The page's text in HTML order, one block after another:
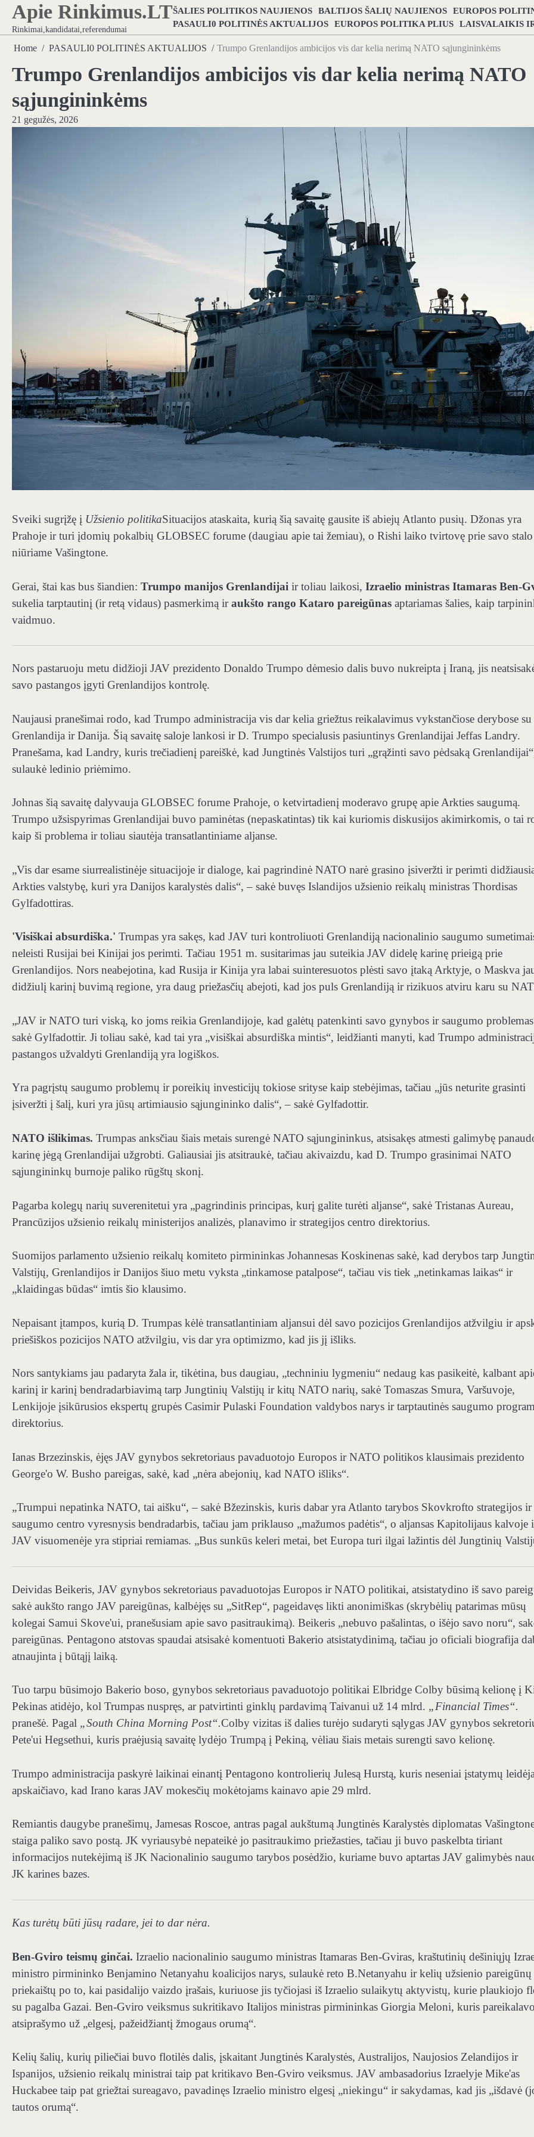
Skip
content
Apie Rinkimus.LT
Rinkimai,kandidatai,referendumai
ŠALIES POLITIKOS NAUJIENOS BALTIJOS ŠALIŲ NAUJIENOS EUROPOS
PASAULI0 POLITINĖS AKTUALIJOS EUROPOS POLITIKA PLIUS LAISVALAIKIS
Home PASAULI0 POLITINĖS AKTUALIJOS Trumpo Grenlandijos ambicijos vis dar kelia nerimą NATO sąjungininkėms
Trumpo Grenlandijos ambicijos vis dar kelia nerimą NATO
sąjungininkėms
21 gegužės, 2026
Sveiki sugrįžę į Užsienio politikaSituacijos ataskaita, kurią šią savaitę gausite iš abiejų Atlanto pusių. Džonas yra
Prahoje ir turi įdomių pokalbių GLOBSEC forume (daugiau apie tai žemiau), o Rishi laiko tvirtovę prie savo stalo
niūriame Vašingtone.
Gerai, štai kas bus šiandien: Trumpo manijos Grenlandijai ir toliau laikosi, Izraelio ministras Itamaras Ben-
sukelia tarptautinį (ir retą vidaus) pasmerkimą iraukšto rango Kataro pareigūnas aptariamas šalies, kaip
vaidmuo.
Nors pastaruoju metu didžioji JAV prezidento Donaldo Trumpo dėmesio dalis buvo nukreipta į Iraną, jis
savo pastangos įgyti Grenlandijos kontrolę.
Naujausi pranešimai rodo, kad Trumpo administracija vis dar kelia griežtus reikalavimus vykstančiose derybose su
Grenlandija ir Danija. Šią savaitę saloje lankosi ir D. Trumpo specialusis pasiuntinys Grenlandijai Jeffas Landry.
Pranešama, kad Landry, kuris trečiadienį pareiškė, kad Jungtinės Valstijos turi „grąžinti savo pėdsaką
sulaukė ledinio priėmimo.
Johnas šią savaitę dalyvauja GLOBSEC forume Prahoje, o ketvirtadienį moderavo grupę apie Arkties saugumą.
Trumpo užsispyrimas Grenlandijai buvo paminėtas (nepaskatintas) tik kai kuriomis diskusijos akimirkomis, o tai
kaip ši problema ir toliau siautėja transatlantiniame aljanse.
„Vis dar esame siurrealistinėje situacijoje ir dialoge, kai pagrindinė NATO narė grasino įsiveržti ir perimti
Arkties valstybę, kuri yra Danijos karalystės dalis“, – sakė buvęs Islandijos užsienio reikalų ministras Thordisas
Gylfadottiras.
'Visiškai absurdiška.' Trumpas yra sakęs, kad JAV turi kontroliuoti Grenlandiją nacionalinio saugumo
neleisti Rusijai bei Kinijai jos perimti. Tačiau 1951 m. susitarimas jau suteikia JAV didelę karinę prieigą prie
Grenlandijos. Nors neabejotina, kad Rusija ir Kinija yra labai suinteresuotos plėsti savo įtaką Arktyje, o Maskva
didžiulį karinį buvimą regione, yra daug priežasčių abejoti, kad jos puls Grenlandiją ir rizikuos atviru karu su
„JAV ir NATO turi viską, ko joms reikia Grenlandijoje, kad galėtų patenkinti savo gynybos ir saugumo
sakė Gylfadottir. Ji toliau sakė, kad tai yra „visiškai absurdiška mintis“, leidžianti manyti, kad Trumpo
pastangos užvaldyti Grenlandiją yra logiškos.
Yra pagrįstų saugumo problemų ir poreikių investicijų tokiose srityse kaip stebėjimas, tačiau „jūs neturite grasinti
įsiveržti į šalį, kuri yra jūsų artimiausio sąjungininko dalis“, – sakė Gylfadottir.
NATO išlikimas. Trumpas anksčiau šiais metais surengė NATO sąjungininkus, atsisakęs atmesti galimybę
karinę jėgą Grenlandijai užgrobti. Galiausiai jis atsitraukė, tačiau akivaizdu, kad D. Trumpo grasinimai NATO
sąjungininkų burnoje paliko rūgštų skonį.
Pagarba kolegų narių suverenitetui yra „pagrindinis principas, kurį galite turėti aljanse“, sakė Tristanas Aureau,
Prancūzijos užsienio reikalų ministerijos analizės, planavimo ir strategijos centro direktorius.
Suomijos parlamento užsienio reikalų komiteto pirmininkas Johannesas Koskinenas sakė, kad derybos tarp
Valstijų, Grenlandijos ir Danijos šiuo metu vyksta „tinkamose patalpose“, tačiau vis tiek „netinkamas laikas“ ir
„klaidingas būdas“ imtis šio klausimo.
Nepaisant įtampos, kurią D. Trumpas kėlė transatlantiniam aljansui dėl savo pozicijos Grenlandijos atžvilgiu ir
priešiškos pozicijos NATO atžvilgiu, vis dar yra optimizmo, kad jis jį išliks.
Nors santykiams jau padaryta žala ir, tikėtina, bus daugiau, „techniniu lygmeniu“ nedaug kas pasikeitė, kalbant
karinį ir karinį bendradarbiavimą tarp Jungtinių Valstijų ir kitų NATO narių, sakė Tomaszas Smura, Varšuvoje,
Lenkijoje įsikūrusios ekspertų grupės Casimir Pulaski Foundation valdybos narys ir tarptautinės saugumo
direktorius.
Ianas Brzezinskis, ėjęs JAV gynybos sekretoriaus pavaduotojo Europos ir NATO politikos klausimais prezidento
George'o W. Busho pareigas, sakė, kad „nėra abejonių, kad NATO išliks“.
„Trumpui nepatinka NATO, tai aišku“, – sakė Bžezinskis, kuris dabar yra Atlanto tarybos Skovkrofto strategijos ir
saugumo centro vyresnysis bendradarbis, tačiau jam priklauso „mažumos padėtis“, o aljansas Kapitolijaus kalvoje
JAV visuomenėje yra stipriai remiamas. „Bus sunkūs keleri metai, bet Europa turi ilgai lažintis dėl Jungtinių
Deividas Beikeris, JAV gynybos sekretoriaus pavaduotojas Europos ir NATO politikai, atsistatydino iš savo
sakė aukšto rango JAV pareigūnas, kalbėjęs su „SitRep“, pageidavęs likti anonimiškas (skrybėlių patarimas mūsų
kolegai Samui Skove'ui, pranešusiam apie savo pasitraukimą). Beikeris „nebuvo pašalintas, o išėjo savo noru“,
pareigūnas. Pentagono atstovas spaudai atsisakė komentuoti Bakerio atsistatydinimą, tačiau jo oficiali biografija
atnaujinta į būtąjį laiką.
Tuo tarpu būsimojo Bakerio boso, gynybos sekretoriaus pavaduotojo politikai Elbridge Colby būsimą kelionę į
Pekinas atidėjo, kol Trumpas nuspręs, ar patvirtinti ginklų pardavimą Taivanui už 14 mlrd. „Financial Times“.
pranešė. Pagal „South China Morning Post“.Colby vizitas iš dalies turėjo sudaryti sąlygas JAV gynybos
Pete'ui Hegsethui, kuris praėjusią savaitę lydėjo Trumpą į Pekiną, vėliau šiais metais surengti savo kelionę.
Trumpo administracija paskyrė laikinai einantį Pentagono kontrolierių Julesą Hurstą, kuris neseniai įstatymų
apskaičiavo, kad Irano karas JAV mokesčių mokėtojams kainavo apie 29 mlrd.
Remiantis daugybe pranešimų, Jamesas Roscoe, antras pagal aukštumą Jungtinės Karalystės diplomatas
staiga paliko savo postą. JK vyriausybė nepateikė jo pasitraukimo priežasties, tačiau ji buvo paskelbta tiriant
informacijos nutekėjimą iš JK Nacionalinio saugumo tarybos posėdžio, kuriame buvo aptartas JAV galimybės
JK karines bazes.
Kas turėtų būti jūsų radare, jei to dar nėra.
Ben-Gviro teismų ginčai. Izraelio nacionalinio saugumo ministras Itamaras Ben-Gviras, kraštutinių dešiniųjų
ministro pirmininko Benjamino Netanyahu koalicijos narys, sulaukė reto B.Netanyahu ir kelių užsienio pareigūnų
priekaištų po to, kai pasidalijo vaizdo įrašais, kuriuose jis tyčiojasi iš Izraelio sulaikytų aktyvistų, kurie plaukiojo
su pagalba Gazai. Ben-Gviro veiksmus sukritikavo Italijos ministras pirmininkas Giorgia Meloni, kuris pareikalavo
atsiprašymo už „elgesį, pažeidžiantį žmogaus orumą“.
Kelių šalių, kurių piliečiai buvo flotilės dalis, įskaitant Jungtinės Karalystės, Australijos, Naujosios Zelandijos ir
Ispanijos, užsienio reikalų ministrai taip pat kritikavo Ben-Gviro veiksmus. JAV ambasadorius Izraelyje Mike'as
Huckabee taip pat griežtai sureagavo, pavadinęs Izraelio ministro elgesį „niekingu“ ir sakydamas, kad jis „išdavė
tautos orumą“.